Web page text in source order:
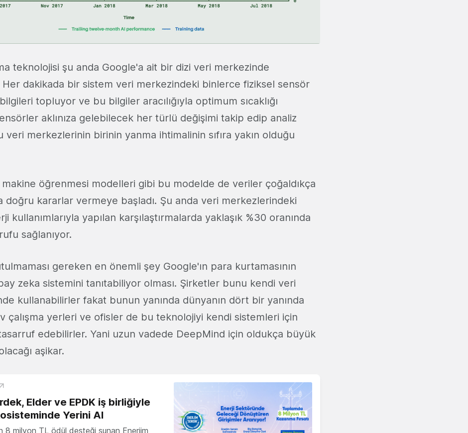
teknolojisi şu anda Google'a ait bir dizi veri merkezinde
Her dakikada bir sistem veri merkezindeki binlerce fiziksel sensör
bilgileri topluyor ve bu bilgiler aracılığıyla optimum sıcaklığı
aklınıza gelebilecek her türlü değişimi takip edip analiz
veri merkezlerinin birinin yanma ihtimalinin sıfıra yakın olduğu
öğrenmesi modelleri gibi bu modelde de veriler çoğaldıkça
doğru kararlar vermeye başladı. Şu anda veri merkezlerindeki
kullanımlarıyla yapılan karşılaştırmalarda yaklaşık %30 oranında
sağlanıyor.
gereken en önemli şey Google'ın para kurtamasının
zeka sistemini tanıtabiliyor olması. Şirketler bunu kendi veri
kullanabilirler fakat bunun yanında dünyanın dört bir yanında
çalışma yerleri ve ofisler de bu teknolojiyi kendi sistemleri için
edebilirler. Yani uzun vadede DeepMind için oldukça büyük
aşikar.
Elder ve EPDK iş birliğiyle
Yerini Al
8 milyon TL ödül desteği sunan Enerjim